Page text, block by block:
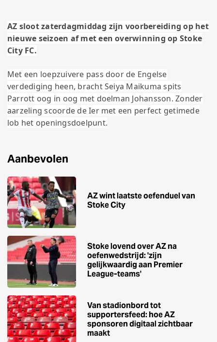
AZ sloot zaterdagmiddag zijn voorbereiding op het
nieuwe seizoen af met een overwinning op Stoke
City FC.
Met een loepzuivere pass door de Engelse
verdediging heen, bracht Seiya Maikuma spits
Parrott oog in oog met doelman Johansson. Zonder
aarzeling scoorde de Ier met een perfect getimede
lob het openingsdoelpunt.
Aanbevolen
AZ wint laatste oefenduel van
Stoke City
Stoke lovend over AZ na
oefenwedstrijd: 'zijn
gelijkwaardig aan Premier
League-teams'
Van stadionbord tot
supportersfeed: hoe AZ
sponsoren digitaal zichtbaar
maakt